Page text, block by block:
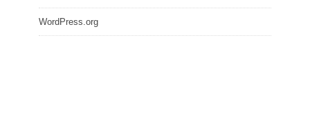
WordPress.org